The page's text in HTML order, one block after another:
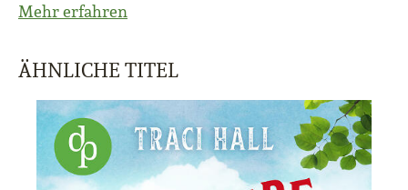
Mehr erfahren
ÄHNLICHE TITEL